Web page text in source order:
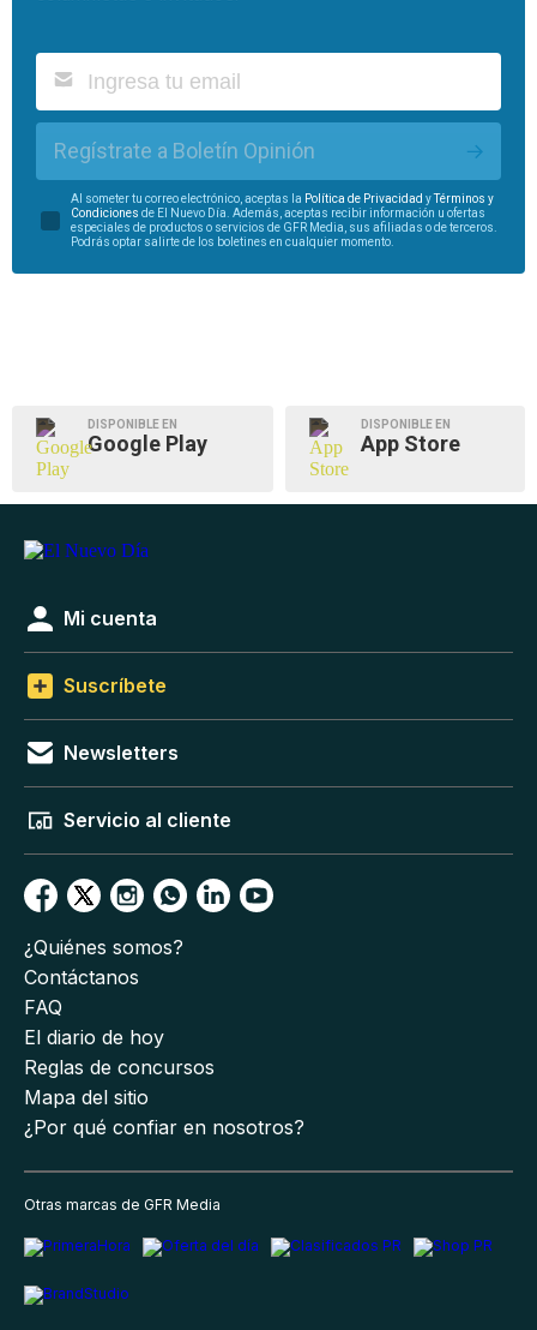
Regístrate a Boletín Opinión
Al someter tu correo electrónico, aceptas la Política de Privacidad yTérminos y
Condiciones de El Nuevo Día. Además, aceptas recibir información u ofertas
especiales de productos o servicios de GFR Media, sus afiliadas o de terceros.
Podrás optar salirte de los boletines en cualquier momento.
DISPONIBLE EN
Google Play
DISPONIBLE EN
App Store
Mi cuenta
Suscríbete
Newsletters
Servicio al cliente
¿Quiénes somos?
Contáctanos
FAQ
El diario de hoy
Reglas de concursos
Mapa del sitio
¿Por qué confiar en nosotros?
Otras marcas de GFR Media